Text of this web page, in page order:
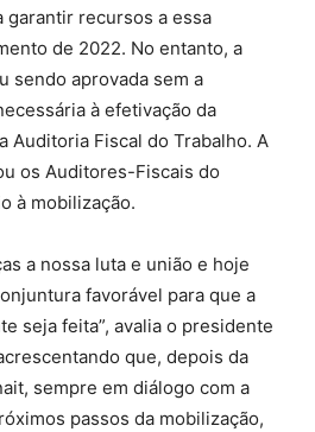
garantir recursos a essa
de 2022. No entanto, a
sendo aprovada sem a
à efetivação da
Auditoria Fiscal do Trabalho. A
os Auditores-Fiscais do
à mobilização.
a nossa luta e união e hoje
favorável para que a
seja feita”, avalia o presidente
que, depois da
sempre em diálogo com a
passos da mobilização,